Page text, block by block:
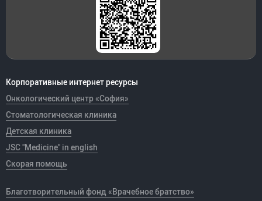
Корпоративные интернет ресурсы
Онкологический центр «София»
Стоматологическая клиника
Детская клиника
JSC "Medicine" in english
Скорая помощь
Благотворительный фонд «Врачебное братство»